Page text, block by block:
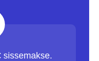
sissemakse.